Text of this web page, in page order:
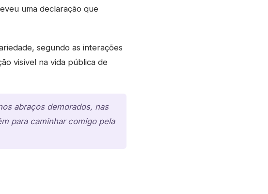
uma declaração que
segundo as interações
visível na vida pública de
abraços demorados, nas
para caminhar comigo pela